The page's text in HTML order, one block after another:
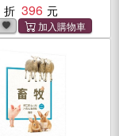
396